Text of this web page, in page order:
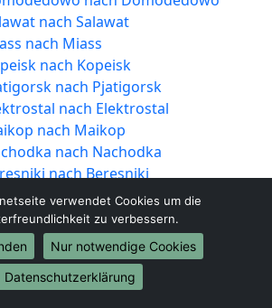
nach Salawat
nach Miass
nach Kopeisk
nach Pjatigorsk
nach Elektrostal
nach Maikop
nach Nachodka
nach Beresniki
nach Kolomna
nach
nach Serpuchow
nach Kowrow
verwendet Cookies um die
zu verbessern.
Nur notwendige Cookies
Datenschutzerklärung